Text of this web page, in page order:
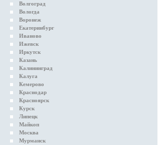
Волгоград
Вологда
Воронеж
Екатеринбург
Иваново
Ижевск
Иркутск
Казань
Калининград
Калуга
Кемерово
Краснодар
Красноярск
Курск
Липецк
Майкоп
Москва
Мурманск